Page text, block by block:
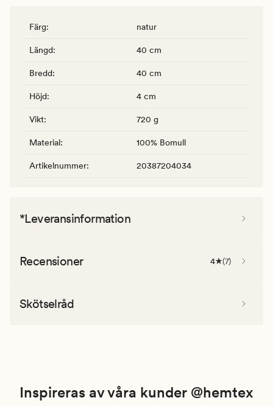
Färg: natur
Längd: 40 cm
Bredd: 40 cm
Höjd: 4 cm
Vikt: 720 g
Material: 100% Bomull
Artikelnummer: 20387204034
*Leveransinformation
Recensioner 4 (7)
Skötselråd
Inspireras av våra kunder @hemtex